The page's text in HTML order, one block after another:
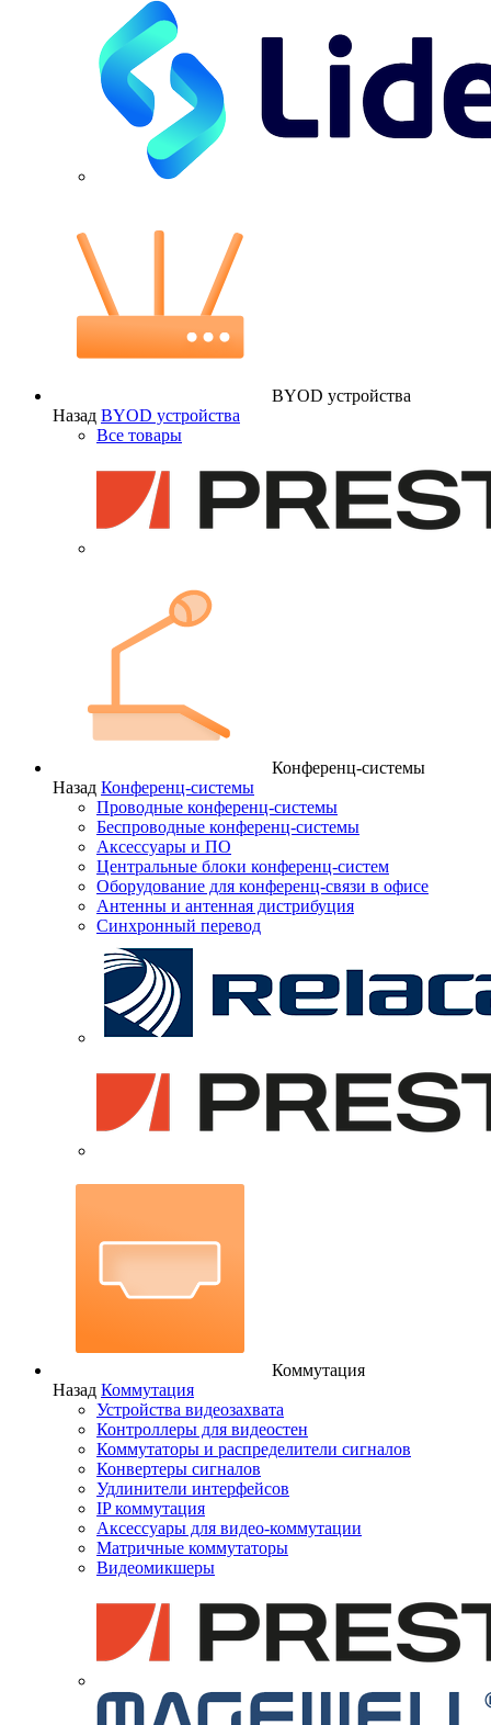
BYOD устройства
Назад BYOD устройства
Все товары
Конференц-системы
Назад Конференц-системы
Проводные конференц-системы
Беспроводные конференц-системы
Аксессуары и ПО
Центральные блоки конференц-систем
Оборудование для конференц-связи в офисе
Антенны и антенная дистрибуция
Синхронный перевод
Коммутация
Назад Коммутация
Устройства видеозахвата
Контроллеры для видеостен
Коммутаторы и распределители сигналов
Конвертеры сигналов
Удлинители интерфейсов
IP коммутация
Аксессуары для видео-коммутации
Матричные коммутаторы
Видеомикшеры